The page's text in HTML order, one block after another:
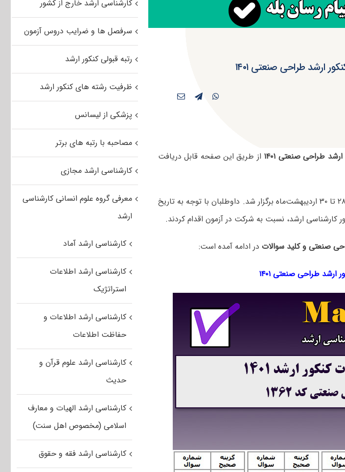
ارشد طراحی صنعتی ۱۴۰۱
طراحی صنعتی ۱۴۰۱
از طریق این صفحه قابل دریافت
سال ۱۴۰۱ در روزهای ۲۸ تا ۳۰ اردیبهشت‌ماه برگزار شد. داوطلبان با توجه به تاریخ
کارشناسی ارشد، نسبت به شرکت در آزمون اقدام کردند.
صنعتی و کلید سوالاتدر ادامه آمده است:
ارشد طراحی صنعتی ۱۴۰۱
کارشناسی ارشد خارج از کشور
سرفصل ها و ضرایب دروس آزمون
رتبه قبولی کنکور ارشد
ظرفیت رشته های کنکور ارشد
پزشکی از لیسانس
مصاحبه با رتبه های برتر
کارشناسی ارشد مجازی
معرفی گروه علوم انسانی کارشناسی
ارشد
کارشناسی ارشد آماد
کارشناسی ارشد اطلاعات
استراتژیک
کارشناسی ارشد اطلاعات و
حفاظت اطلاعات
کارشناسی ارشد علوم قرآن و
حدیث
کارشناسی ارشد الهیات و معارف
اسلامی (مخصوص اهل سنت)
کارشناسی ارشد فقه و حقوق